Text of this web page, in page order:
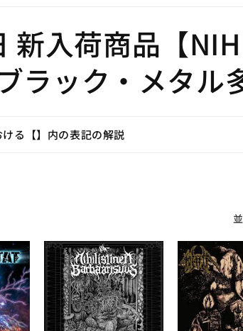
入荷商品【
ック・メタル
る【】内の表記の解説